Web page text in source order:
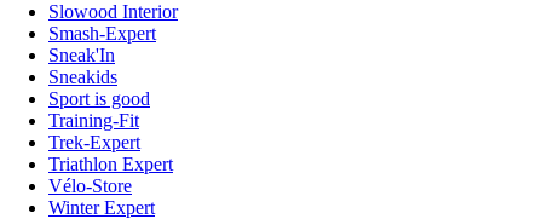
Slowood Interior
Smash-Expert
Sneak'In
Sneakids
Sport is good
Training-Fit
Trek-Expert
Triathlon Expert
Vélo-Store
Winter Expert